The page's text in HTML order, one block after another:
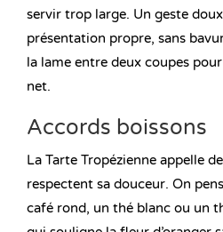
servir trop large. Un geste
présentation propre, sans
la lame entre deux coupes
net.
Accords boissons
La Tarte Tropézienne appelle
respectent sa douceur. On
café rond, un thé blanc ou un